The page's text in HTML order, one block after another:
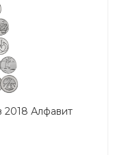
2018 Алфавит